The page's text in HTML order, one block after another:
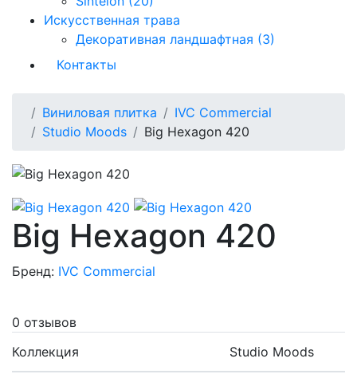
Искусственная трава
Декоративная ландшафтная (3)
Контакты
Виниловая плитка
IVC Commercial
Studio Moods
Big Hexagon 420
Big Hexagon 420
Бренд: IVC Commercial
0 отзывов
Коллекция
Studio Moods